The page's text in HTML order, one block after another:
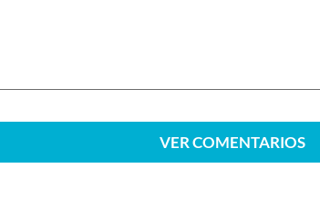
VERCOMENTARIOS